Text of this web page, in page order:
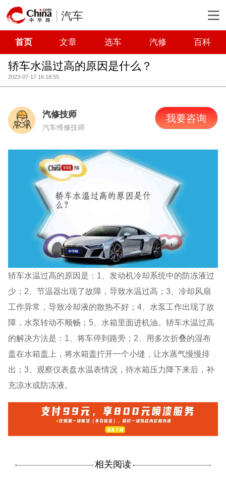
汽车
首页 文章 选车 汽修 百科
轿车水温过高的原因是什么？
2023-07-17 16:18:55
汽修技师
汽车维修技师
我要咨询
轿车水温过高的原因是：1、发动机冷却系统中的防冻液过
少；2、节温器出现了故障，导致水温过高；3、冷却风扇
工作异常，导致冷却液的散热不好；4、水泵工作出现了故
障，水泵转动不顺畅；5、水箱里面进机油。轿车水温过高
的解决方法是：1、将车停到路旁；2、用多次折叠的湿布
盖在水箱盖上，将水箱盖拧开一个小缝，让水蒸气慢慢排
出；3、观察仪表盘水温表情况，待水箱压力降下来后，补
充凉水或防冻液。
相关阅读